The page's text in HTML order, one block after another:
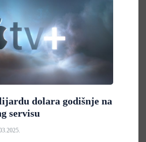
dolara godišnje na
servisu